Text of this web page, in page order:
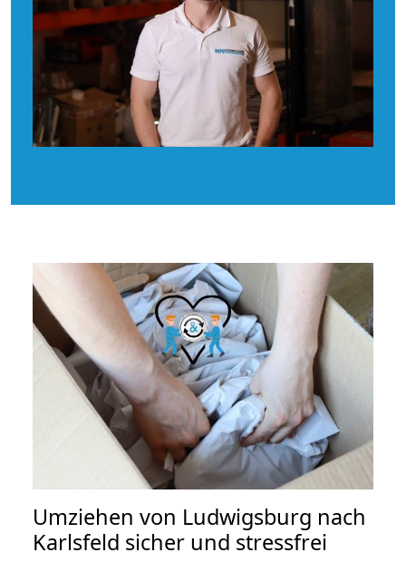
Umziehen von Ludwigsburg nach
Karlsfeld sicher und stressfrei